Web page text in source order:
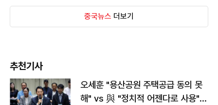
중국뉴스 더보기
추천기사
오세훈 "용산공원 주택공급 동의 못
해" vs 與 "정치적 어젠다로 사용"